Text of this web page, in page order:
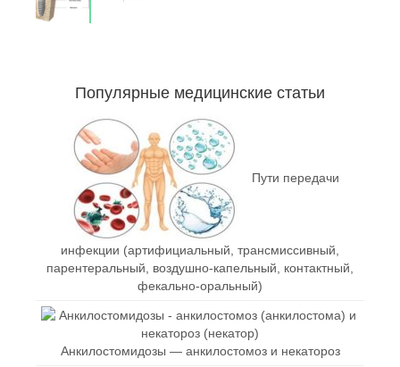
Популярные медицинские статьи
Пути передачи
инфекции (артифициальный, трансмиссивный,
парентеральный, воздушно-капельный, контактный,
фекально-оральный)
Анкилостомидозы — анкилостомоз и некатороз